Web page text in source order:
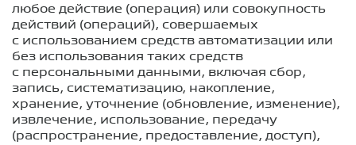
любое действие (операция) или совокупность
действий (операций), совершаемых
с использованием средств автоматизации или
без использования таких средств
с персональными данными, включая сбор,
запись, систематизацию, накопление,
хранение, уточнение (обновление, изменение),
извлечение, использование, передачу
(распространение, предоставление, доступ),